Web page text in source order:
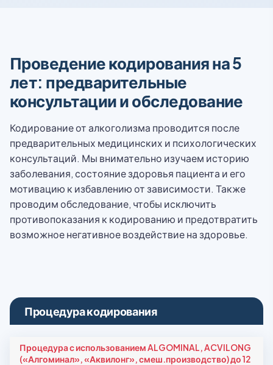
Проведение кодирования на 5
лет: предварительные
консультации и обследование
Кодирование от алкоголизма проводится после
предварительных медицинских и психологических
консультаций. Мы внимательно изучаем историю
заболевания, состояние здоровья пациента и его
мотивацию к избавлению от зависимости. Также
проводим обследование, чтобы исключить
противопоказания к кодированию и предотвратить
возможное негативное воздействие на здоровье.
Процедура кодирования
Процедура с использованием ALGOMINAL, ACVILONG
(«Алгоминал», «Аквилонг», смеш.производство) до 12